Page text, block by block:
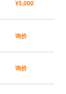
¥5,000
询价
询价